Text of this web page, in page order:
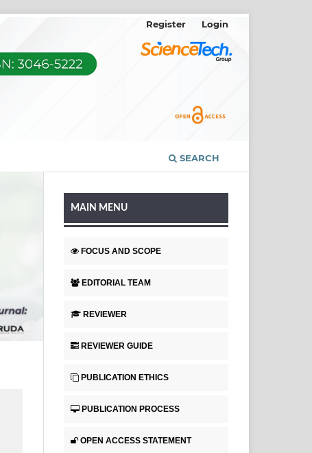
SEARCH
Register Login
MAIN MENU
FOCUS AND SCOPE
EDITORIAL TEAM
REVIEWER
REVIEWER GUIDE
PUBLICATION ETHICS
PUBLICATION PROCESS
OPEN ACCESS STATEMENT